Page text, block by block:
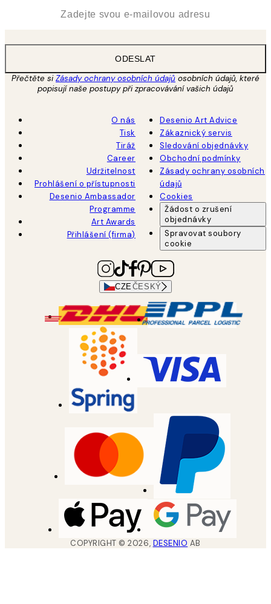
ODESLAT
Přečtěte siZásady ochrany osobních údajů osobních údajů, které
popisují naše postupy při zpracovávání vašich údajů
O nás
Tisk
Tiráž
Career
Udržitelnost
Prohlášení o přístupnosti
Desenio Ambassador
Programme
Art Awards
Přihlášení (firma)
Desenio Art Advice
Zákaznický servis
Sledování objednávky
Obchodní podmínky
Zásady ochrany osobních
údajů
Cookies
Žádost o zrušení
objednávky
Spravovat soubory
cookie
CZEČESKÝ
COPYRIGHT ©2026, DESENIO AB